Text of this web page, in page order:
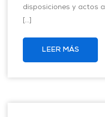
disposiciones y actos
[…]
LEER MÁS